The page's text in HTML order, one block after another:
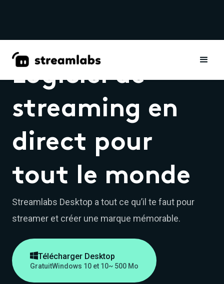
Logiciel de
streaming en
direct pour
tout le monde
Streamlabs Desktop a tout ce qu’il te faut pour
streamer et créer une marque mémorable.
Télécharger Desktop
GratuitWindows 10 et 10~ 500 Mo